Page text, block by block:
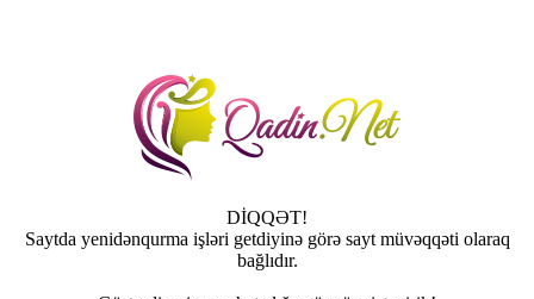
DİQQƏT!
Saytda yenidənqurma işləri getdiyinə görə sayt müvəqqəti olaraq
bağlıdır.